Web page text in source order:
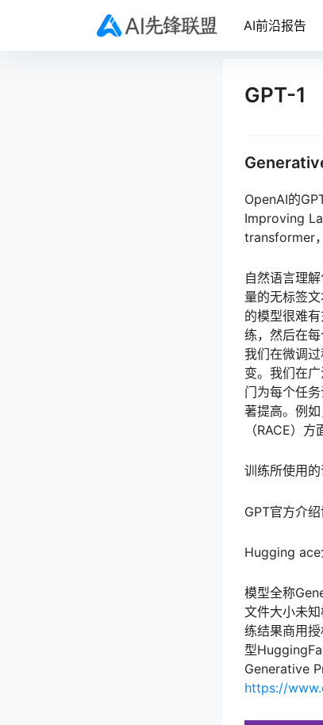
AI前沿报告
GPT-1
OpenAI的
Improving
transformer
自然语言理
量的无标签
的模型很难
练，然后在
我们在微调
变。我们在
门为每个任
著提高。例
（RACE）
训练所使用的
GPT官方介绍
Hugging ace
模型全称
文件大小未
练结果商用
型
Generative
https://